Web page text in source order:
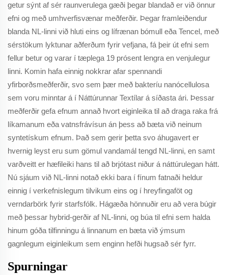
getur sýnt af sér raunverulega gæði þegar blandað er við önnur
efni og með umhverfisvænar meðferðir. Þegar framleiðendur
blanda NL-linni við hluti eins og lífrænan bómull eða Tencel, með
sérstökum lyktunar aðferðum fyrir vefjana, fá þeir út efni sem
fellur betur og varar í tæplega 19 prósent lengra en venjulegur
linni. Komin hafa einnig nokkrar afar spennandi
yfirborðsmeðferðir, svo sem þær með bakteríu nanócellulosa
sem voru minntar á í Náttúrunnar Textílar á síðasta ári. Þessar
meðferðir gefa efnum annað hvort eiginleika til að draga raka frá
líkamanum eða vatnsfrávísun án þess að bæta við neinum
syntetískum efnum. Það sem gerir þetta svo áhugavert er
hvernig leyst eru sum gömul vandamál tengd NL-linni, en samt
varðveitt er hæfileiki hans til að brjótast niður á náttúrulegan hátt.
Nú sjáum við NL-linni notað ekki bara í fínum fatnaði heldur
einnig í verkefnislegum tilvikum eins og í hreyfingaföt og
verndarbörk fyrir starfsfólk. Hágæða hönnuðir eru að vera búgir
með þessar hybrid-gerðir af NL-linni, og búa til efni sem halda
hinum góða tilfinningu á linnanum en bæta við ýmsum
gagnlegum eiginleikum sem enginn hefði hugsað sér fyrr.
Spurningar